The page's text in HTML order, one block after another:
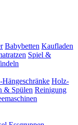
Babybetten Kaufladen
Spiel &
Hängeschränke Holz-
& Spülen Reinigung